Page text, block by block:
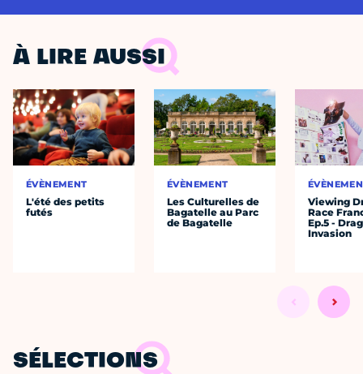
À LIRE AUSSI
ÉVÈNEMENT
L'été des petits
futés
ÉVÈNEMENT
Les Culturelles de
Bagatelle au Parc
de Bagatelle
Viewing
Race
Ep.5 - Drag
Invasion
SÉLECTIONS